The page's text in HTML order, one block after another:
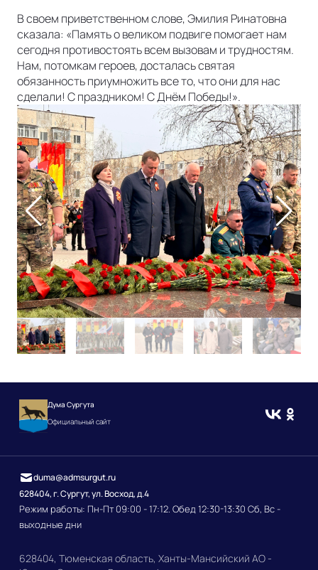
В своем приветственном слове, Эмилия Ринатовна
сказала: «Память о великом подвиге помогает нам
сегодня противостоять всем вызовам и трудностям.
Нам, потомкам героев, досталась святая
обязанность приумножить все то, что они для нас
сделали! С праздником! С Днём Победы!».
Дума Сургута
Официальный сайт
628404, г. Сургут, ул. Восход, д.4
Режим работы: Пн-Пт 09:00 - 17:12. Обед 12:30-13:30 Сб, Вс -
выходные дни
duma@admsurgut.ru
628404, Тюменская область, Ханты-Мансийский АО -